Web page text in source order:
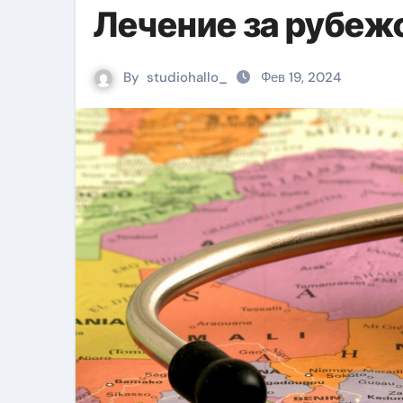
Лечение за
By studiohallo_ Фев 19, 2024